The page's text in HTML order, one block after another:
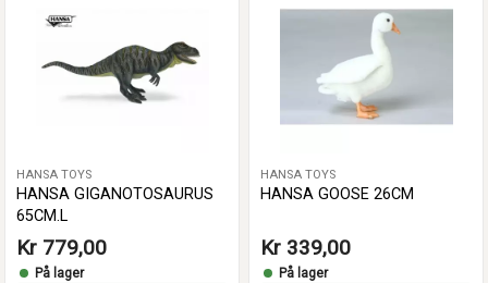
HANSA TOYS
HANSA GIGANOTOSAURUS
65CM.L
Kr 779,00
På lager
HANSA TOYS
HANSA GOOSE 26CM
Kr 339,00
På lager